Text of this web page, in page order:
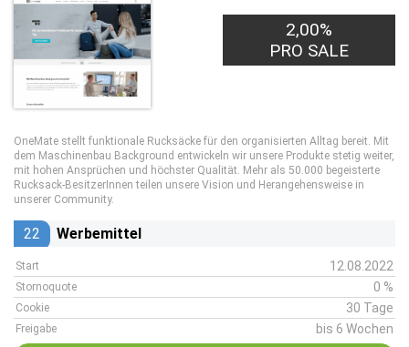
2,00%
PRO SALE
OneMate stellt funktionale Rucksäcke für den organisierten Alltag bereit. Mit
dem Maschinenbau Background entwickeln wir unsere Produkte stetig weiter,
mit hohen Ansprüchen und höchster Qualität. Mehr als 50.000 begeisterte
Rucksack-BesitzerInnen teilen unsere Vision und Herangehensweise in
unserer Community.
22 Werbemittel
Start 12.08.2022
Stornoquote 0 %
Cookie 30 Tage
Freigabe bis 6 Wochen